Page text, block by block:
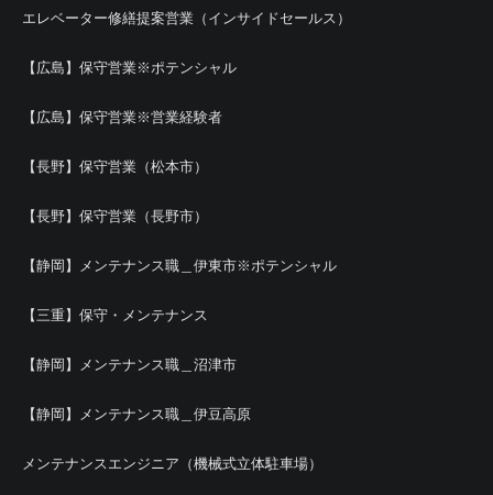
エレベーター修繕提案営業（インサイドセールス）
【広島】保守営業※ポテンシャル
【広島】保守営業※営業経験者
【長野】保守営業（松本市）
【長野】保守営業（長野市）
【静岡】メンテナンス職＿伊東市※ポテンシャル
【三重】保守・メンテナンス
【静岡】メンテナンス職＿沼津市
【静岡】メンテナンス職＿伊豆高原
メンテナンスエンジニア（機械式立体駐車場）